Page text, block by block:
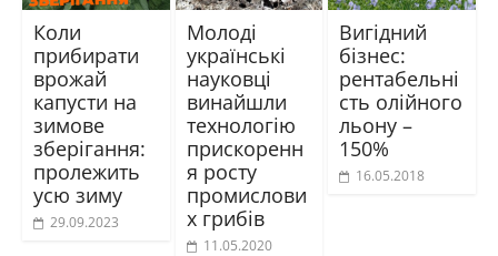
Коли
прибирати
врожай
капусти на
зимове
зберігання:
пролежить
усю зиму
29.09.2023
Молоді
українські
науковці
винайшли
технологію
прискоренн
я росту
промислови
х грибів
11.05.2020
Вигідний
бізнес:
рентабельні
сть олійного
льону –
150%
16.05.2018